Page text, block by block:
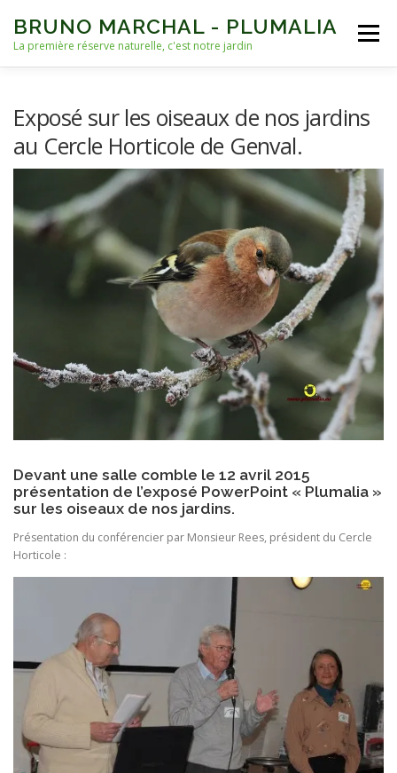
contenu
BRUNO MARCHAL - PLUMALIA
La première réserve naturelle, c'est notre jardin
Menu
NICHOIRS NOURRISSAGE ET EAU ARCHIVES
Exposé sur les oiseaux de nos jardins
au Cercle Horticole de Genval.
Devant une salle comble le 12 avril 2015
présentation de l’exposé PowerPoint « Plumalia »
sur les oiseaux de nos jardins.
Présentation du conférencier par Monsieur Rees, président du Cercle
Horticole :